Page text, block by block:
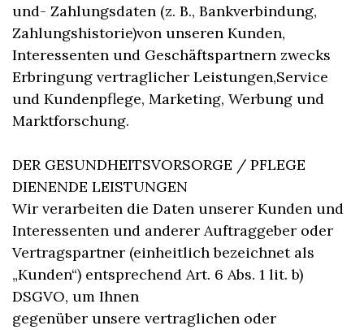
und- Zahlungsdaten (z. B., Bankverbindung,
Zahlungshistorie)von unseren Kunden,
Interessenten und Geschäftspartnern zwecks
Erbringung vertraglicher Leistungen,Service
und Kundenpflege, Marketing, Werbung und
Marktforschung.
DER GESUNDHEITSVORSORGE / PFLEGE
DIENENDE LEISTUNGEN
Wir verarbeiten die Daten unserer Kunden und
Interessenten und anderer Auftraggeber oder
Vertragspartner (einheitlich bezeichnet als
„Kunden“) entsprechend Art. 6 Abs. 1 lit. b)
DSGVO, um Ihnen
gegenüber unsere vertraglichen oder